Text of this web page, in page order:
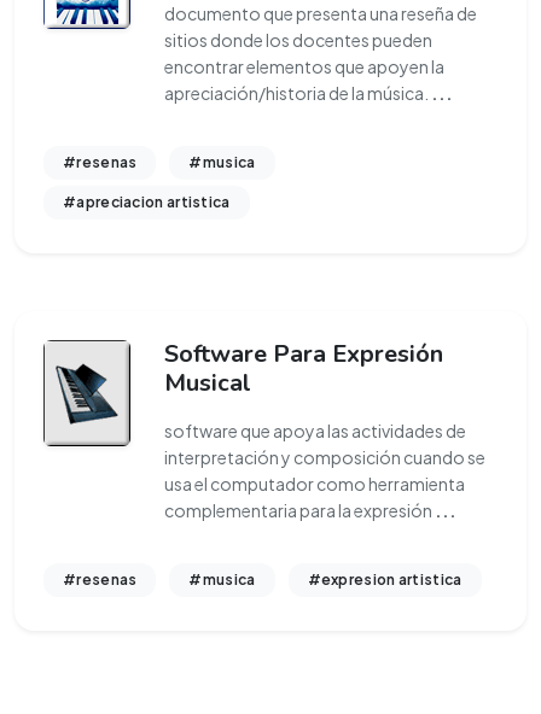
documento que presenta una reseña de
sitios donde los docentes pueden
encontrar elementos que apoyen la
apreciación/historia de la música. ...
#resenas #musica
#apreciacion artistica
Software Para Expresión
Musical
software que apoya las actividades de
interpretación y composición cuando se
usa el computador como herramienta
complementaria para la expresión ...
#resenas #musica #expresion artistica